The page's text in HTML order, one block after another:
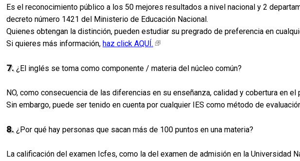
Es el reconocimiento público a los 50 mejores resultados a nivel nacional y 2
decreto número 1421 del Ministerio de Educación Nacional.
Quienes obtengan la distinción, pueden estudiar su pregrado de preferencia en
Si quieres más información, haz click AQUÍ.
7.¿El inglés se toma como componente / materia del núcleo común?
NO, como consecuencia de las diferencias en su enseñanza, calidad y cobertura en
Sin embargo, puede ser tenido en cuenta por cualquier IES como método de
8.¿Por qué hay personas que sacan más de 100 puntos en una materia?
La calificación del examen Icfes, como la del examen de admisión en la Universidad